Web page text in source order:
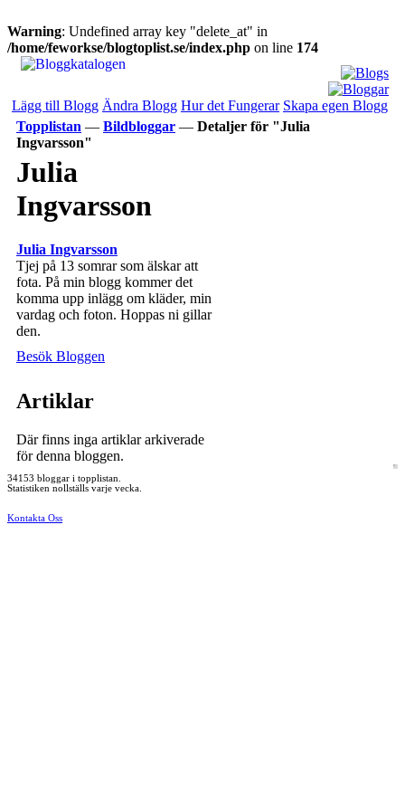
Warning: Undefined array key "delete_at" in
/home/feworkse/blogtoplist.se/index.php on line 174
Lägg till Blogg Ändra Blogg Hur det Fungerar Skapa egen Blogg
Topplistan — Bildbloggar — Detaljer för "Julia
Ingvarsson"
Julia
Ingvarsson
Julia Ingvarsson
Tjej på 13 somrar som älskar att
fota. På min blogg kommer det
komma upp inlägg om kläder, min
vardag och foton. Hoppas ni gillar
den.
Besök Bloggen
Artiklar
Där finns inga artiklar arkiverade
för denna bloggen.
34153 bloggar i topplistan.
Statistiken nollställs varje vecka.
Kontakta Oss